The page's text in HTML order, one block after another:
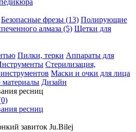
Безопасные фрезы (13) Полирующие
алмаза (5) Щетки для
Пилки, терки Аппараты для
Стерилизация,
Маски и очки для лица
Дизайн
ресниц
ресниц
завиток Ju.Bilej